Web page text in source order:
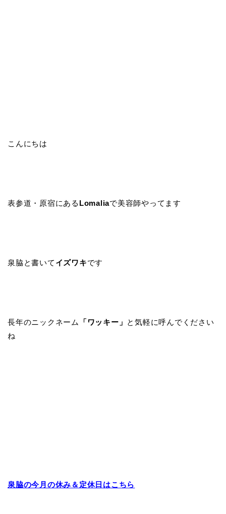
こんにちは
表参道・原宿にある Lomaliaで美容師やってます
泉脇と書いて イズワキです
長年のニックネーム 「ワッキー」 と気軽に呼んでください
ね
泉脇の今月の休み＆定休日はこちら